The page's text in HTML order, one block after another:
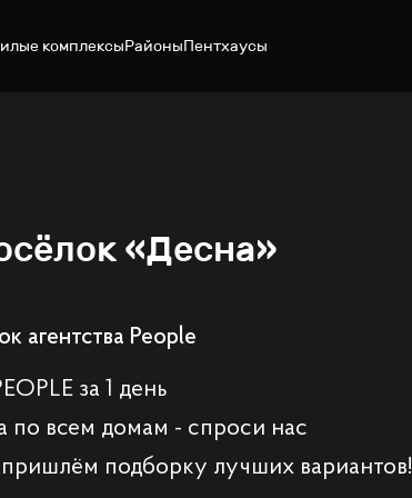
комплексыРайоныПентхаусы
«Десна»
агентства People
за 1 день
по всем домам - спроси нас
подборку лучших вариантов!